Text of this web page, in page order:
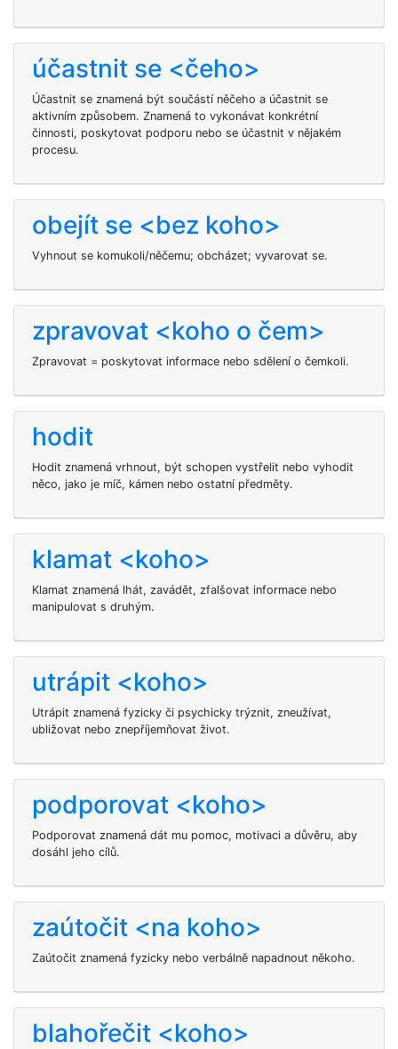
účastnit se <čeho>
Účastnit se znamená být součástí něčeho a účastnit se
aktivním způsobem. Znamená to vykonávat konkrétní
činnosti, poskytovat podporu nebo se účastnit v nějakém
procesu.
obejít se <bez koho>
Vyhnout se komukoli/něčemu; obcházet; vyvarovat se.
zpravovat <koho o čem>
Zpravovat = poskytovat informace nebo sdělení o čemkoli.
hodit
Hodit znamená vrhnout, být schopen vystřelit nebo vyhodit
něco, jako je míč, kámen nebo ostatní předměty.
klamat <koho>
Klamat znamená lhát, zavádět, zfalšovat informace nebo
manipulovat s druhým.
utrápit <koho>
Utrápit znamená fyzicky či psychicky trýznit, zneužívat,
ubližovat nebo znepříjemňovat život.
podporovat <koho>
Podporovat znamená dát mu pomoc, motivaci a důvěru, aby
dosáhl jeho cílů.
zaútočit <na koho>
Zaútočit znamená fyzicky nebo verbálně napadnout někoho.
blahořečit <koho>